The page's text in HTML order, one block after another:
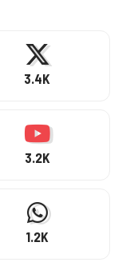
3.4K
3.2K
1.2K